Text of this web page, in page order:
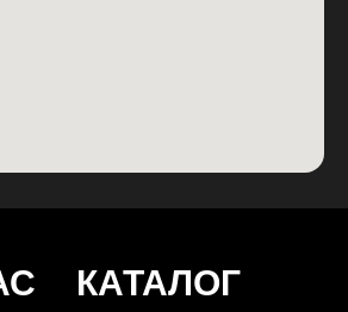
КАТАЛОГ